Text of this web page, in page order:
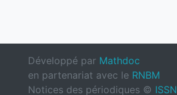
Développé par Mathdoc
en partenariat avec le RNBM
Notices des périodiques © ISSN